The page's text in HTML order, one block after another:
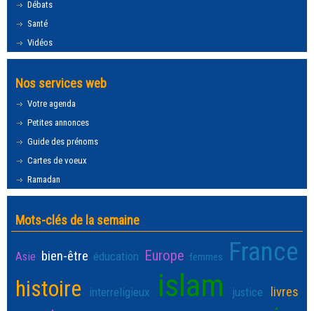
Débats
Santé
Vidéos
Nos services web
Votre agenda
Petites annonces
Guide des prénoms
Cartes de voeux
Ramadan
Mots-clés de la semaine
Asie bien-être éducation Europe femmes France
histoire interreligieux islam justice livres